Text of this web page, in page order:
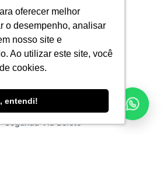
oferecer melhor
o desempenho, analisar
nosso site e
Ao utilizar este site, você
cookies.
entendi!
Unidades
Quem somos
Formas de Ingresso
Horas PAC
Validador de Documentos
Segunda Via Boleto